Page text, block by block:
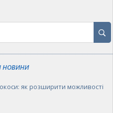
НОВИНИ
як розширити можливості